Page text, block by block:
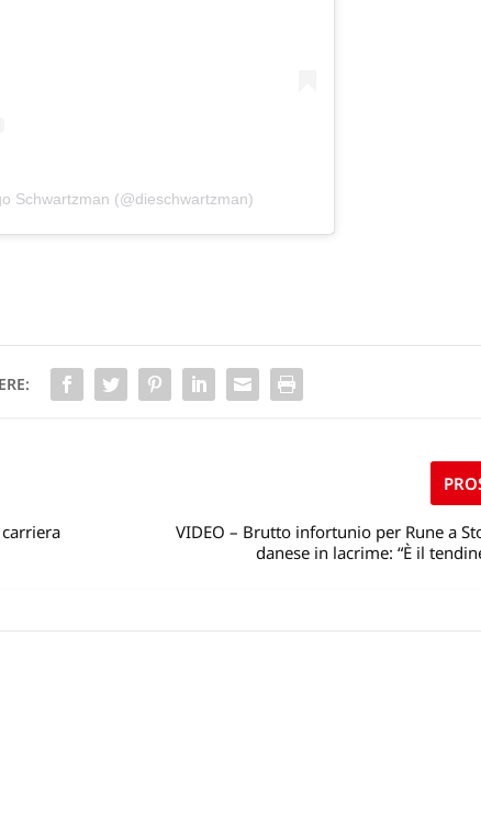
Schwartzman (@dieschwartzman)
VIDEO – Brutto infortunio per Rune a
danese in lacrime: “È il